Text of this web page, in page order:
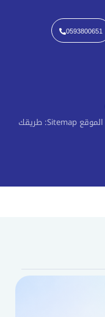
0593800651
إعداد خريطة الموقع Sitemap: طريقك